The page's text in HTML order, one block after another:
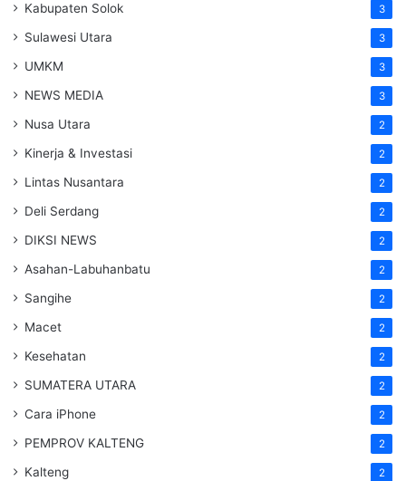
Kabupaten Solok 3
Sulawesi Utara 3
UMKM 3
NEWS MEDIA 3
Nusa Utara 2
Kinerja & Investasi 2
Lintas Nusantara 2
Deli Serdang 2
DIKSI NEWS 2
Asahan-Labuhanbatu 2
Sangihe 2
Macet 2
Kesehatan 2
SUMATERA UTARA 2
Cara iPhone 2
PEMPROV KALTENG 2
Kalteng 2